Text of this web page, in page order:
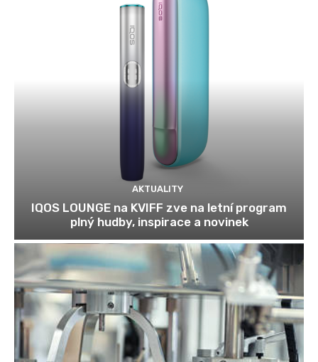
AKTUALITY
IQOS LOUNGE na KVIFF zve na letní program
plný hudby, inspirace a novinek